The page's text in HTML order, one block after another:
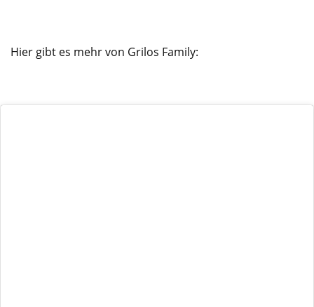
Hier gibt es mehr von Grilos Family: